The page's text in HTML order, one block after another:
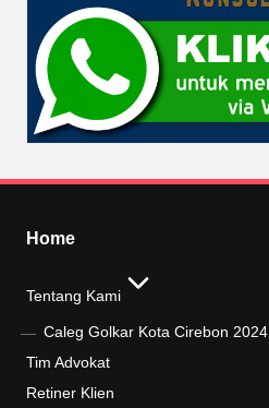
Home
Tentang Kami
Caleg Golkar Kota Cirebon 2024
Tim Advokat
Retiner Klien